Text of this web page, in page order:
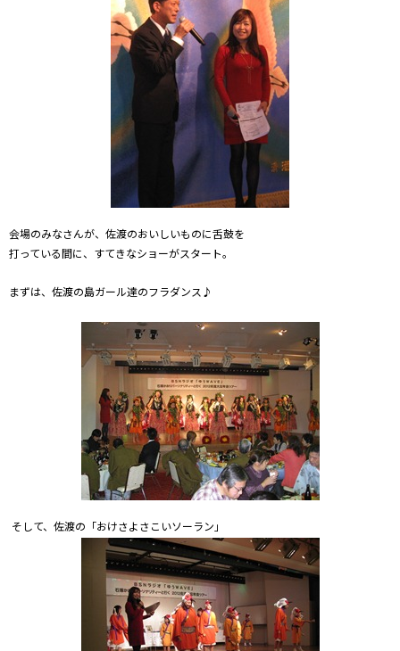
会場のみなさんが、佐渡のおいしいものに舌鼓を
打っている間に、すてきなショーがスタート。
まずは、佐渡の島ガール達のフラダンス♪
そして、佐渡の「おけさよさこいソーラン」